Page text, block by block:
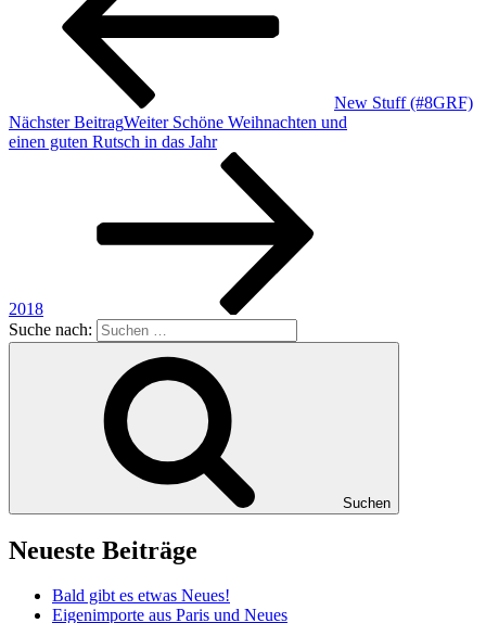
New Stuff (#8GRF)
Nächster BeitragWeiter Schöne Weihnachten und
einen guten Rutsch in das Jahr
2018
Suche nach:
Suchen
Neueste Beiträge
Bald gibt es etwas Neues!
Eigenimporte aus Paris und Neues